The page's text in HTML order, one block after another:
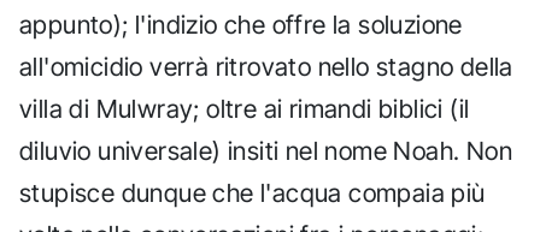
appunto); l'indizio che offre la soluzione
all'omicidio verrà ritrovato nello stagno della
villa di Mulwray; oltre ai rimandi biblici (il
diluvio universale) insiti nel nome Noah. Non
stupisce dunque che l'acqua compaia più